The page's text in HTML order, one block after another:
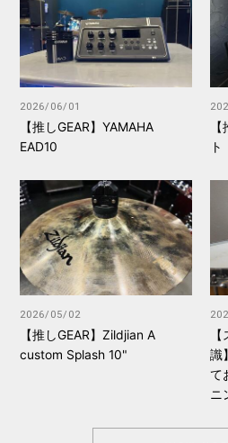
2026/06/01
【推しGEAR】YAMAHA
EAD10
ト
2026/05/02
【推しGEAR】Zildjian A
custom Splash 10"
識
て
ニ